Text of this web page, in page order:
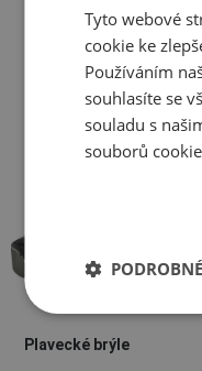
Plavecké brýle
Tyto webové
cookie ke
Používáním
souhlasíte se
souladu s
souborů